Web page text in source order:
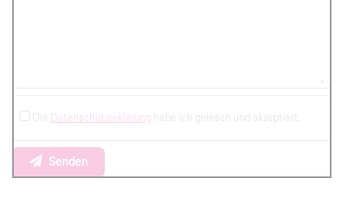
Die Datenschutzerklärung habe ich gelesen und akzeptiert.
Senden